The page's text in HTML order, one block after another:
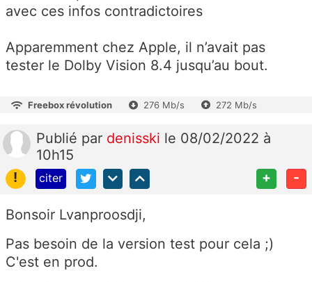
avec ces infos contradictoires
Apparemment chez Apple, il n’avait pas
tester le Dolby Vision 8.4 jusqu’au bout.
Freebox révolution 276 Mb/s 272 Mb/s
Publié par denisski le 08/02/2022 à
10h15
!
citer + -
Bonsoir Lvanproosdji,
Pas besoin de la version test pour cela ;)
C'est en prod.